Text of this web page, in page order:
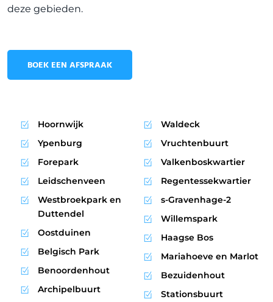
deze gebieden.
Hoornwijk
Ypenburg
Forepark
Leidschenveen
Westbroekpark en
Duttendel
Oostduinen
Belgisch Park
Benoordenhout
Archipelbuurt
Waldeck
Vruchtenbuurt
Valkenboskwartier
Regentessekwartier
s-Gravenhage-2
Willemspark
Haagse Bos
Mariahoeve en Marlot
Bezuidenhout
Stationsbuurt
BOEK EEN AFSPRAAK